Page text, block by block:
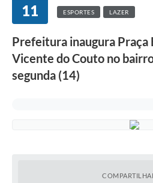
11 ESPORTES LAZER
Prefeitura inaugura
Vicente do Couto no
segunda (14)